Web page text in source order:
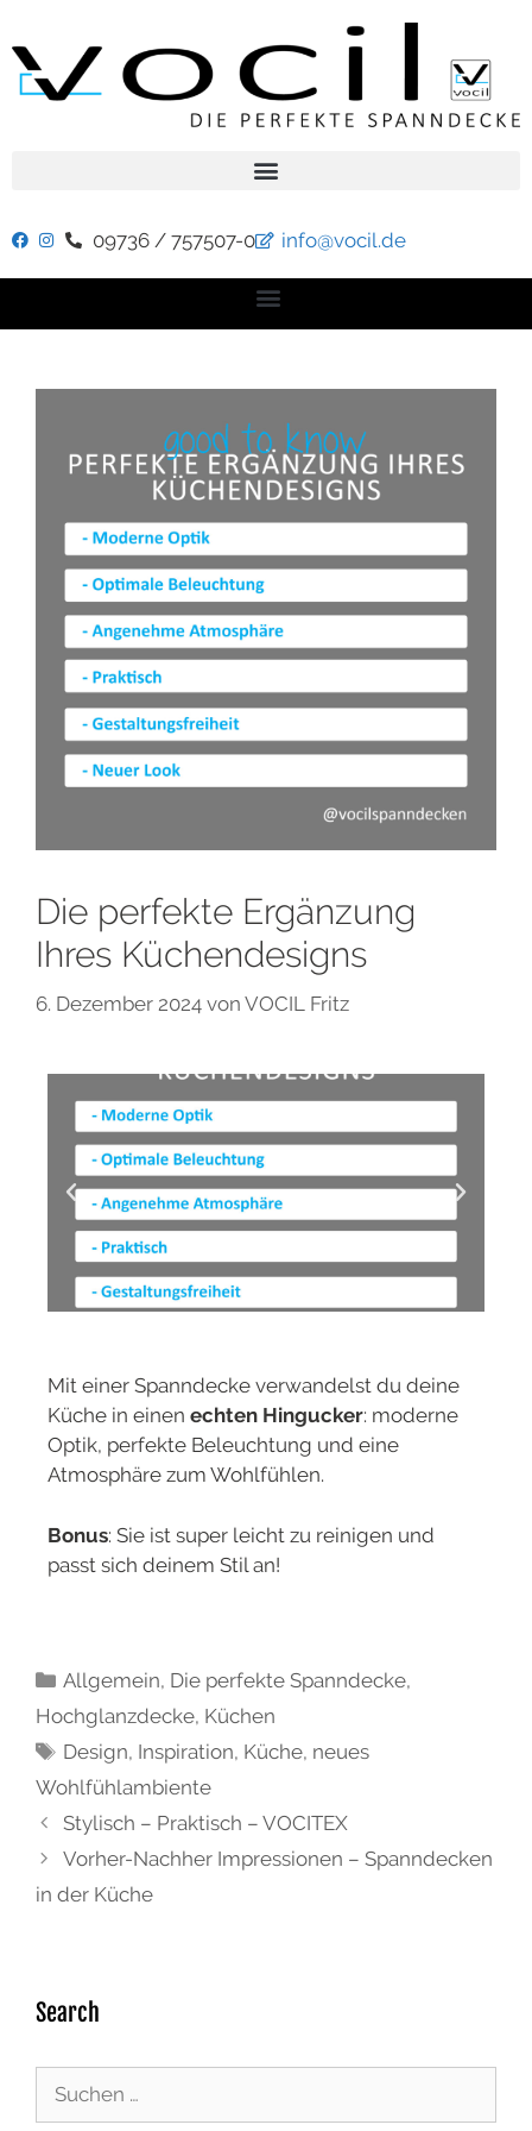
09736 / 757507-0 info@vocil.de
Die perfekte Ergänzung
Ihres Küchendesigns
6. Dezember 2024 von VOCIL Fritz
Mit einer Spanndecke verwandelst du deine
Küche in einen echten Hingucker: moderne
Optik, perfekte Beleuchtung und eine
Atmosphäre zum Wohlfühlen.
Bonus: Sie ist super leicht zu reinigen und
passt sich deinem Stil an!
Allgemein, Die perfekte Spanndecke,
Hochglanzdecke, Küchen
Design, Inspiration, Küche, neues
Wohlfühlambiente
Stylisch – Praktisch – VOCITEX
Vorher-Nachher Impressionen – Spanndecken
in der Küche
Search